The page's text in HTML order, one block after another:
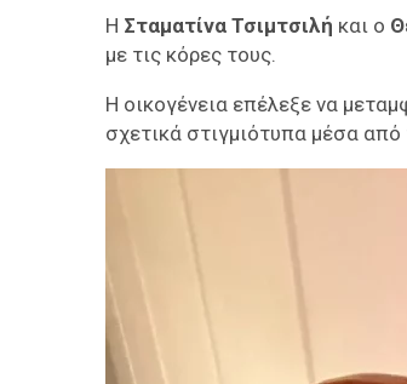
Η Σταματίνα Τσιμτσιλή και ο
με τις κόρες τους.
Η οικογένεια επέλεξε να
σχετικά στιγμιότυπα μέσα